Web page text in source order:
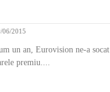
06/2015
un an, Eurovision ne-a socat
premiu....